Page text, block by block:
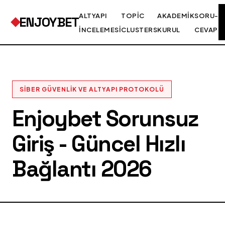
ENJOYBETALTYAPI
İNCELEMESI
TOPIC
CLUSTERS
AKADEMIK
KURUL
SORU-
CEVAP
SIBER GÜVENLIK VE ALTYAPI PROTOKOLÜ
Enjoybet Sorunsuz
Giriş - Güncel Hızlı
Bağlantı 2026